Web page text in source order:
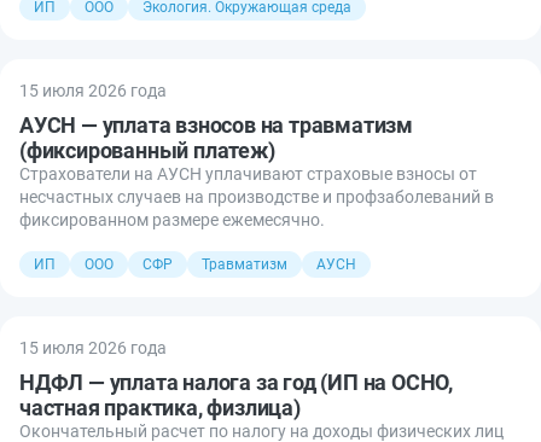
ИП ООО Экология. Окружающая среда
15 июля 2026 года
АУСН — уплата взносов на травматизм
(фиксированный платеж)
Страхователи на АУСН уплачивают страховые взносы от
несчастных случаев на производстве и профзаболеваний в
фиксированном размере ежемесячно.
ИП ООО СФР Травматизм АУСН
15 июля 2026 года
НДФЛ — уплата налога за год (ИП на ОСНО,
частная практика, физлица)
Окончательный расчет по налогу на доходы физических лиц